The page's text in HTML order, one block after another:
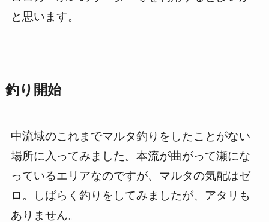
と思います。
釣り開始
中流域のこれまでマルタ釣りをしたことがない
場所に入ってみました。本流が曲がって瀬にな
っているエリアなのですが、マルタの気配はゼ
ロ。しばらく釣りをしてみましたが、アタリも
ありません。